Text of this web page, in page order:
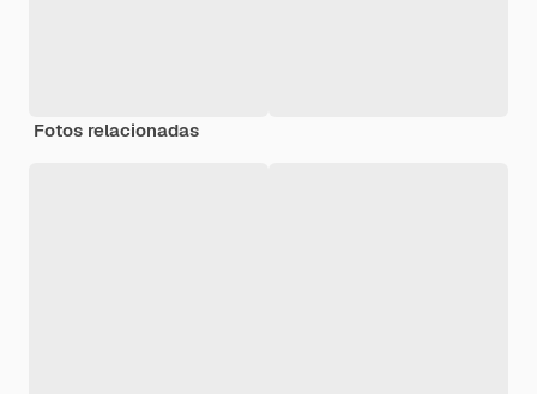
Fotos relacionadas